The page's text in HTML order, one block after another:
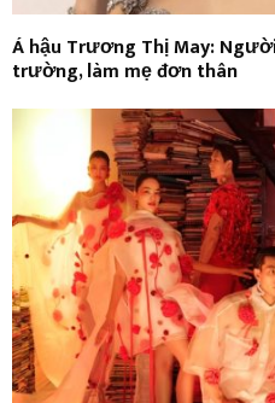
Á hậu Trương Thị May:
trường, làm mẹ đơn thân